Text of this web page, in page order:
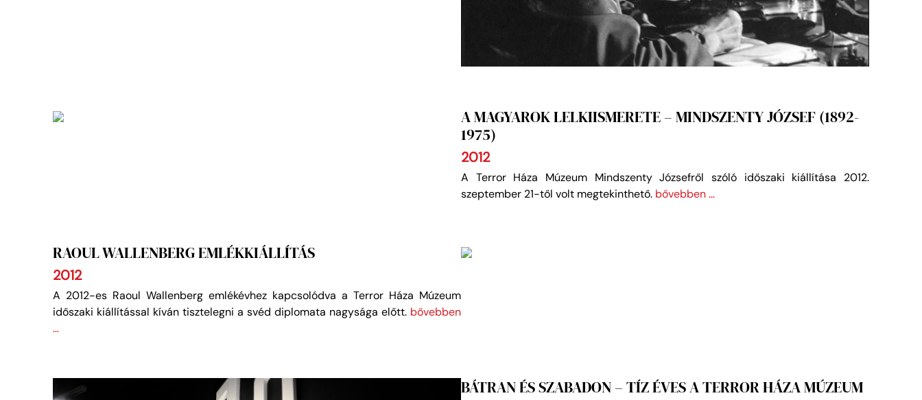
A MAGYAROK LELKIISMERETE – MINDSZENTY JÓZSEF (1892-
1975)
2012
A Terror Háza Múzeum Mindszenty Józsefről szóló időszaki kiállítása 2012.
szeptember 21-től volt megtekinthető. bővebben …
RAOUL WALLENBERG EMLÉKKIÁLLÍTÁS
2012
A 2012-es Raoul Wallenberg emlékévhez kapcsolódva a Terror Háza Múzeum
időszaki kiállítással kíván tisztelegni a svéd diplomata nagysága előtt. bővebben
…
BÁTRAN ÉS SZABADON – TÍZ ÉVES A TERROR HÁZA MÚZEUM